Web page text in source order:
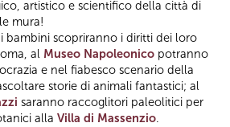
artistico e scientifico della città di
mura!
i bambini scopriranno i diritti dei loro
al Museo Napoleonico potranno
e nel fiabesco scenario della
storie di animali fantastici; al
saranno raccoglitori paleolitici per
alla Villa di Massenzio.